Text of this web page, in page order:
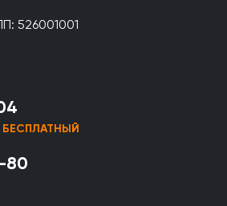
526001001
80